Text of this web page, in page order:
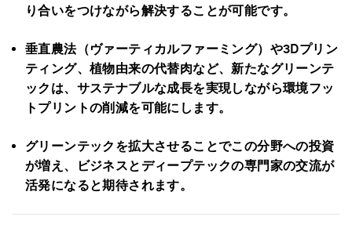
り合いをつけながら解決することが可能です。
垂直農法（ヴァーティカルファーミング）や3Dプリン
ティング、植物由来の代替肉など、新たなグリーンテ
ックは、サステナブルな成長を実現しながら環境フッ
トプリントの削減を可能にします。
グリーンテックを拡大させることでこの分野への投資
が増え、ビジネスとディープテックの専門家の交流が
活発になると期待されます。